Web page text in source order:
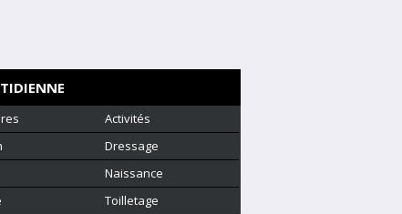
Activités
Dressage
Naissance
Toilletage